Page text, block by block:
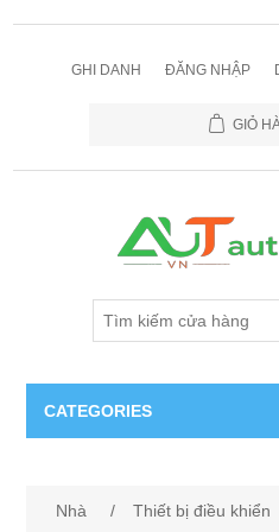
GHI DANH ĐĂNG NHẬP
GIỎ
CATEGORIES
Nhà / Thiết bị điều khiển